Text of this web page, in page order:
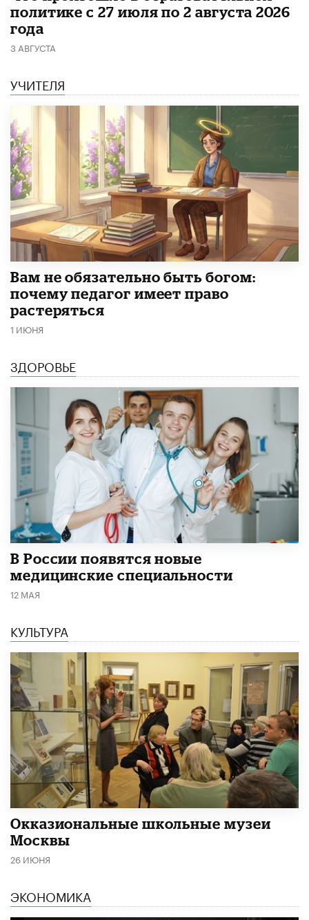
политике с 27 июля по 2 августа 2026
года
3 АВГУСТА
УЧИТЕЛЯ
​Вам не обязательно быть богом:
почему педагог имеет право
растеряться
1 ИЮНЯ
ЗДОРОВЬЕ
В России появятся новые
медицинские специальности
12 МАЯ
КУЛЬТУРА
​Окказиональные школьные музеи
Москвы
26 ИЮНЯ
ЭКОНОМИКА